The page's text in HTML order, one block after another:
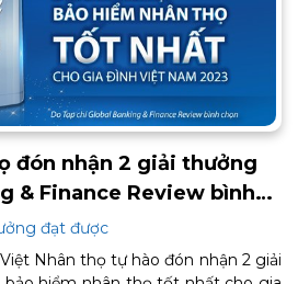
đón nhận 2 giải thưởng
& Finance Review bình
đạt được
Nhân thọ tự hào đón nhận 2 giải